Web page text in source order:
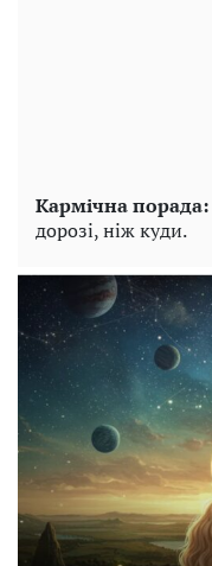
Кармічна порада:
дорозі, ніж куди.